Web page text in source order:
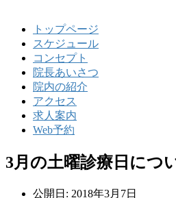
トップページ
スケジュール
コンセプト
院長あいさつ
院内の紹介
アクセス
求人案内
Web予約
3月の土曜診療日につ
公開日: 2018年3月7日